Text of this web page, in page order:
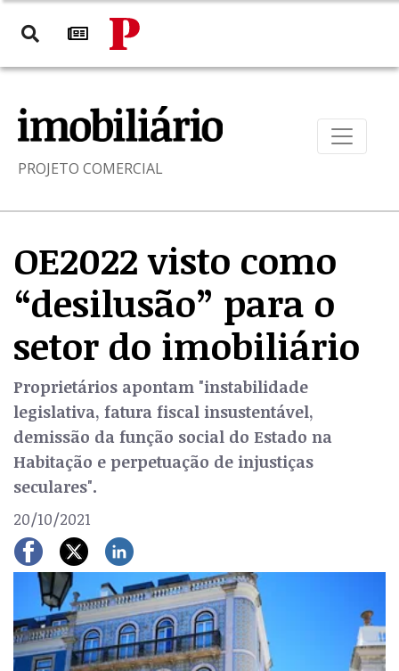
PROJETO COMERCIAL
OE2022 visto como
“desilusão” para o
setor do imobiliário
Proprietários apontam "instabilidade
legislativa, fatura fiscal insustentável,
demissão da função social do Estado na
Habitação e perpetuação de injustiças
seculares".
20/10/2021